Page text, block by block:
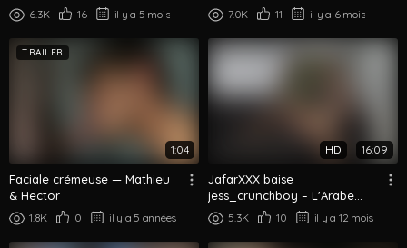
6.3K 16 il y a 5 mois 7.0K 11 il y a 6 mois
TRAILER
1:04
Faciale crémeuse — Mathieu
& Hector
1.8K 0 il y a 5 années
HD 16:09
JafarXXX baise
jess_crunchboy – L'Arabe
alpha domine dans un collab
torride
5.3K 10 il y a 12 mois